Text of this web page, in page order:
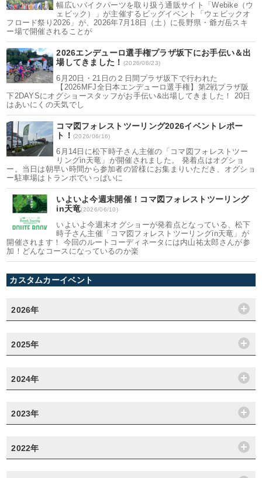
幅広いバイクパーツを取り扱う通販サイト「Webike（ウ
ェビック）」が主催するビッグイベント「ウェビックオ
フロード祭り2026」が、2026年7月18日（土）に長野県・爺ガ岳スキ
ー場で開催されることが
2026エンデューロ選手権プラザ坂下にお手伝い＆出
場してきました！ (2026/06/23)
6月20日・21日の２日間プラザ坂下で行われた
【2026MFJ全日本エンデューロ選手権】第2戦プラザ阪
下2DAYSにオグショースタッフがお手伝い&出場してきました！ 20日
はあいにくの天気でし
コマ図フォレストツーリング2026イベントレポー
ト！ (2026/06/16)
6月14日に松下時子さん主催の「コマ図フォレストツー
リングin天竜」が開催されました。 発着点はオグショ
ー。当日は朝早い時間から参加者の皆様にお集まりいただき、オグショ
ー駐車場はトランポでいっぱいに
いよいよ今週末開催！コマ図フォレストツーリング
in天竜(2026/06/10)
いよいよ今週末オグショーが発着点となっている、松下
時子さん主催「コマ図フォレストツーリングin天竜」が
開催されます！ 今回のルートコーディネータには内山祐太郎さんが参
加！どんなコースになっているのか楽
カスタムカーイベント
2026年
2025年
2024年
2023年
2022年